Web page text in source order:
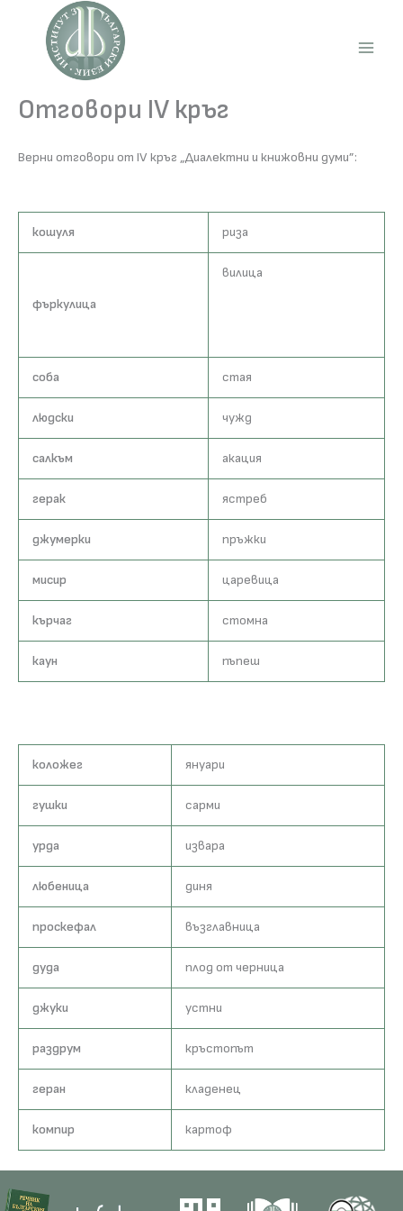
content
Отговори IV кръг
Верни отговори от IV кръг „Диалектни и книжовни думи”:
кошуля риза
фъркулица
вилица
соба стая
людски чужд
салкъм акация
герак ястреб
джумерки пръжки
мисир царевица
кърчаг стомна
каун пъпеш
коложег януари
гушки сарми
урда извара
любеница диня
проскефал възглавница
дуда плод от черница
джуки устни
раздрум кръстопът
геран кладенец
компир картоф